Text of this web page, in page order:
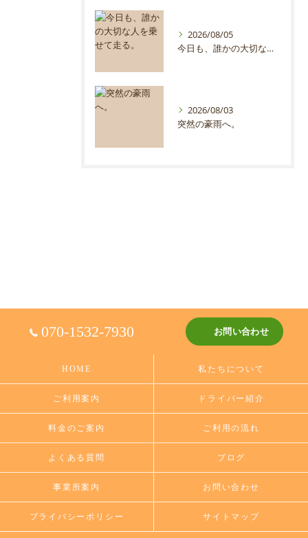
2026/08/05
今日も、誰かの大切な人を乗せて走る。
2026/08/03
突然の豪雨へ。
070-1532-7930 お問い合わせ
HOME 私たちについて
ご利用案内 ドライバー紹介
料金のご案内 ご利用の流れ
よくある質問 ブログ
事業所案内 お問い合わせ
プライバシーポリシー サイトマップ